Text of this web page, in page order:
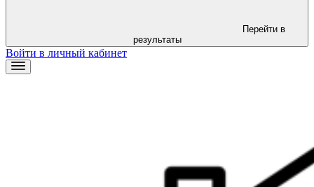
результаты
Войти в личный кабинет